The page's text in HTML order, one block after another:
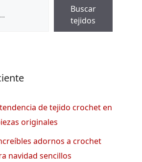
Buscar
tejidos
de tejido crochet en
originales
adornos a crochet
navidad sencillos